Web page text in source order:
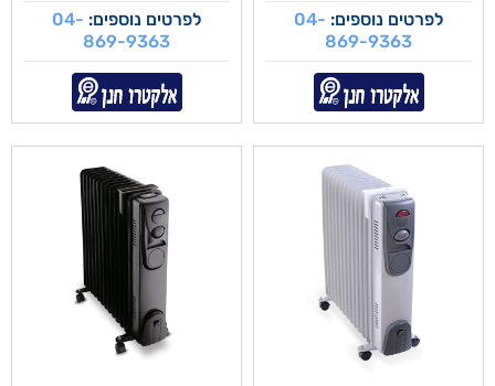
לפרטים נוספים: 04-
869-9363
לפרטים נוספים: 04-
869-9363